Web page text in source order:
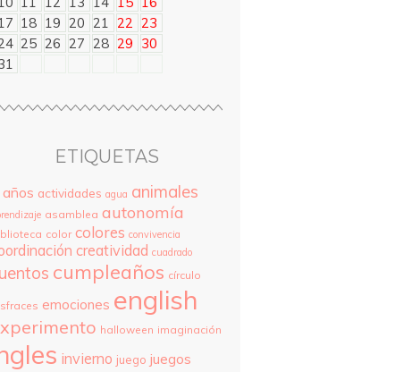
18 19 20 21 22 23
25 26 27 28 29 30
ETIQUETAS
actividades agua animales
asamblea autonomía
color colores convivencia
creatividad cuadrado
cumpleaños círculo
emociones english
halloween imaginación
invierno juego juegos